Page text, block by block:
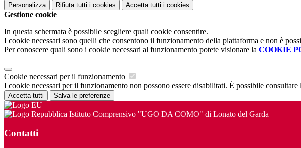
Personalizza Rifiuta tutti i cookies Accetta tutti i cookies
Gestione cookie
In questa schermata è possibile scegliere quali cookie consentire.
I cookie necessari sono quelli che consentono il funzionamento della piattaforma e non è
Per conoscere quali sono i cookie necessari al funzionamento potete visionare la COOKIE
Cookie necessari per il funzionamento
I cookie necessari per il funzionamento non possono essere disabilitati. È possibile
Accetta tutti Salva le preferenze
Istituto Comprensivo "UGO DA COMO" di Lonato del Garda
Contatti